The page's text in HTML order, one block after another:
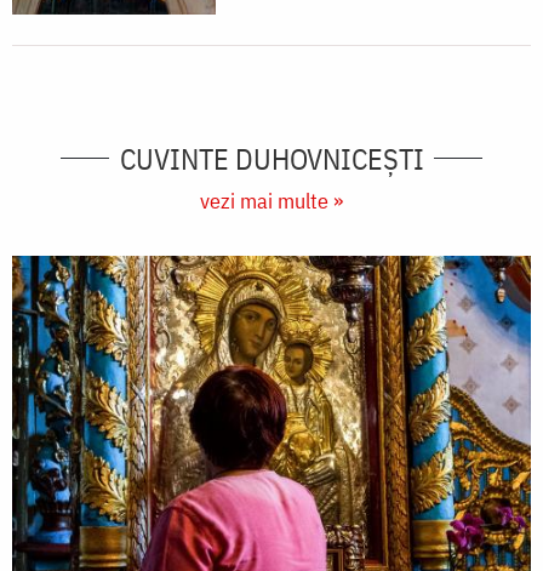
CUVINTE DUHOVNICEȘTI
vezi mai multe »